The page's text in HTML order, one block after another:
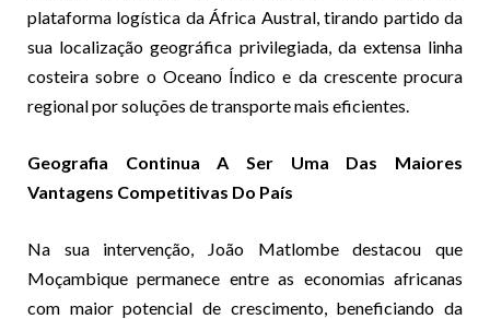
plataforma logística da África Austral, tirando partido da
sua localização geográfica privilegiada, da extensa linha
costeira sobre o Oceano Índico e da crescente procura
regional por soluções de transporte mais eficientes.
Geografia Continua A Ser Uma Das Maiores
Vantagens Competitivas Do País
Na sua intervenção, João Matlombe destacou que
Moçambique permanece entre as economias africanas
com maior potencial de crescimento, beneficiando da